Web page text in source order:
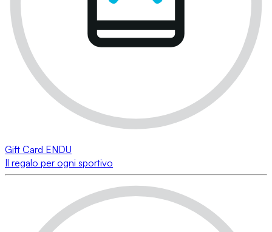
Gift Card ENDU
Il regalo per ogni sportivo